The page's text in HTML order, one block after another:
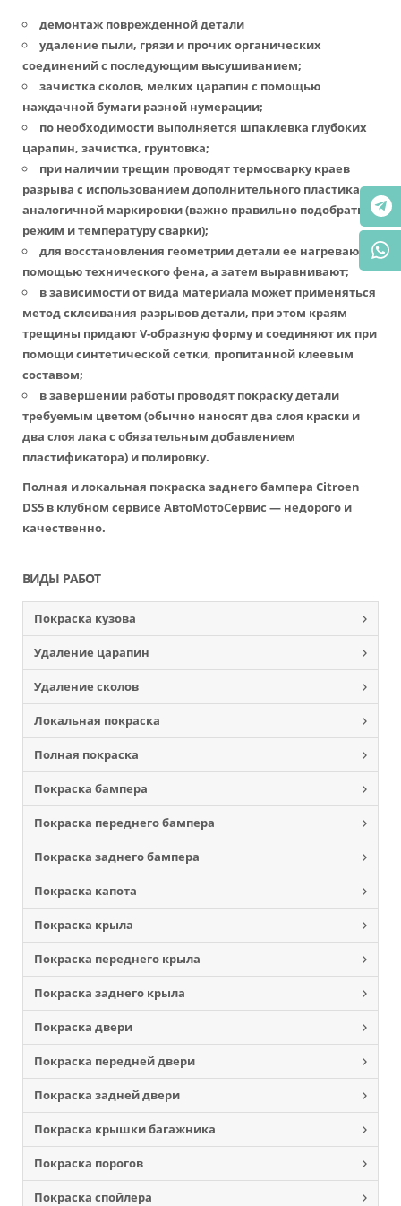
демонтаж поврежденной детали
удаление пыли, грязи и прочих органических
соединений с последующим высушиванием;
зачистка сколов, мелких царапин с помощью
наждачной бумаги разной нумерации;
по необходимости выполняется шпаклевка глубоких
царапин, зачистка, грунтовка;
при наличии трещин проводят термосварку краев
разрыва с использованием дополнительного пластика
аналогичной маркировки (важно правильно подобрать
режим и температуру сварки);
для восстановления геометрии детали ее нагревают с
помощью технического фена, а затем выравнивают;
в зависимости от вида материала может применяться
метод склеивания разрывов детали, при этом краям
трещины придают V-образную форму и соединяют их при
помощи синтетической сетки, пропитанной клеевым
составом;
в завершении работы проводят покраску детали
требуемым цветом (обычно наносят два слоя краски и
два слоя лака с обязательным добавлением
пластификатора) и полировку.
Полная и локальная покраска заднего бампера Citroen
DS5 в клубном сервисе АвтоМотоСервис — недорого и
качественно.
ВИДЫ РАБОТ
Покраска кузова
Удаление царапин
Удаление сколов
Локальная покраска
Полная покраска
Покраска бампера
Покраска переднего бампера
Покраска заднего бампера
Покраска капота
Покраска крыла
Покраска переднего крыла
Покраска заднего крыла
Покраска двери
Покраска передней двери
Покраска задней двери
Покраска крышки багажника
Покраска порогов
Покраска спойлера